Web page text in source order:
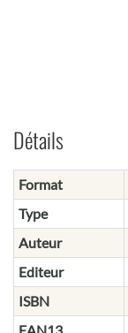
Détails
Format
Type
Auteur
Editeur
ISBN